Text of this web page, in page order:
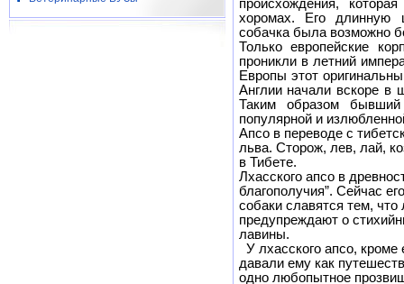
происхождения,
хоромах. Его длинную
собачка была возможно
Только европейские
проникли в летний
Европы этот
Англии начали вскоре в
Таким образом
популярной и
Апсо в переводе с
льва. Сторож, лев, лай,
в Тибете.
Лхасского апсо в
благополучия”. Сейчас
собаки славятся тем,
предупреждают о
лавины.
У лхасского апсо,
давали ему как
одно любопытное